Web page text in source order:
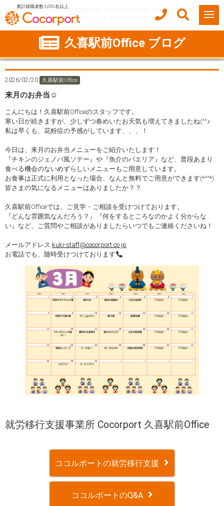
累計就職者数 6,000名以上
ココルポート(就労移行支援・定着支援/自立訓練/計画相談) HOME
事業所紹介
埼玉県
久喜市 久喜駅前Office 久喜駅前Officeのブログ 来月のお弁当☺
久喜駅前Office ブログ
2026/02/20 久喜駅前Office
来月のお弁当☺
こんにちは！久喜駅前Officeのスタッフです。
寒い日が続きますが、少しずつ春めいたお天気も増えてきましたね(^^♪
私は早くも、花粉症の予感がしています、、、！
今日は、来月のお弁当メニューをご紹介いたします！
『チキンのジェノバ風ソテー』や『魚介のパエリア』など、普段あまり
食べる機会のないめずらしいメニューもご用意しています。
お食事は正式に利用となった場合、なんと無料でご用意ができます(*^^*)
皆さまの気になるメニューはありましたか？？
久喜駅前Officeでは、ご見学・ご相談を受けつけております。
『どんな雰囲気なんだろう？』『何をするところなのかよく分からな
い』など、ご質問やご相談がありましたらいつでもご連絡くださいね！
メールアドレス kuki-staff@cocorport.co.jp
お電話でも、随時受けつけております
就労移行支援事業所 Cocorport 久喜駅前Office
ココルポートの就労移行支援
ココルポートのQ&A